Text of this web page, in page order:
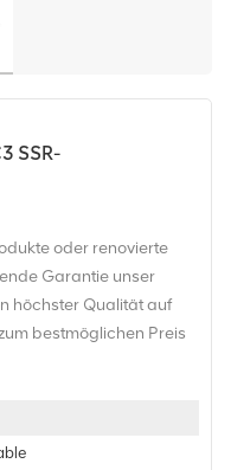
SSR-
oder renovierte
Garantie unser
höchster Qualität auf
bestmöglichen Preis